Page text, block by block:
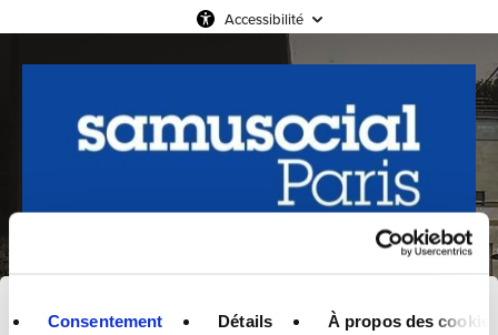
Consentement Détails À propos des cookies
Accessibilité
Crédits